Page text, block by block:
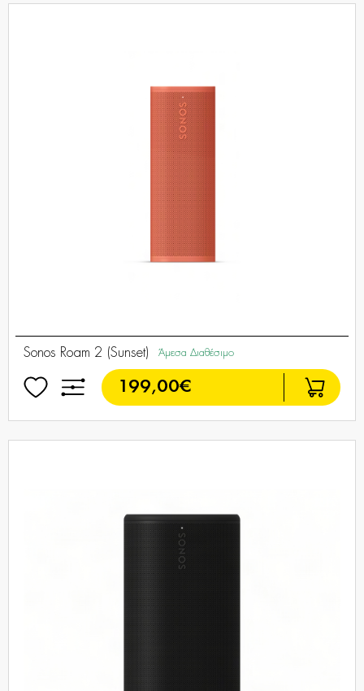
Sonos Roam 2 (Sunset) Άμεσα Διαθέσιμο
199,00€